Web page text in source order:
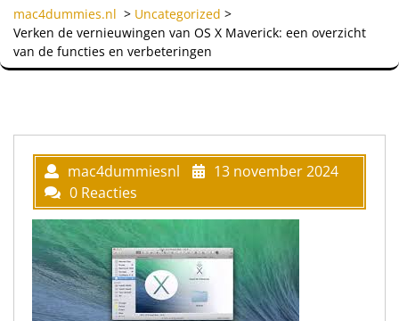
mac4dummies.nl > Uncategorized >
Verken de vernieuwingen van OS X Maverick: een overzicht
van de functies en verbeteringen
mac4dummiesnl
13 november 2024
0 Reacties